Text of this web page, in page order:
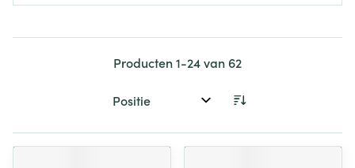
Producten1-24van 62
Sorteer op: